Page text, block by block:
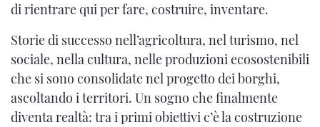
di rientrare qui per fare, costruire, inventare.
Storie di successo nell’agricoltura, nel turismo, nel
sociale, nella cultura, nelle produzioni ecosostenibili
che si sono consolidate nel progetto dei borghi,
ascoltando i territori. Un sogno che finalmente
diventa realtà: tra i primi obiettivi c’è la costruzione